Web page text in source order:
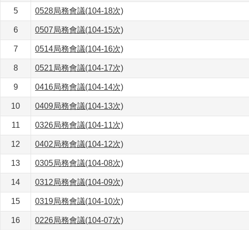
5 0528局務會議(104-18次)
6 0507局務會議(104-15次)
7 0514局務會議(104-16次)
8 0521局務會議(104-17次)
9 0416局務會議(104-14次)
10 0409局務會議(104-13次)
11 0326局務會議(104-11次)
12 0402局務會議(104-12次)
13 0305局務會議(104-08次)
14 0312局務會議(104-09次)
15 0319局務會議(104-10次)
16 0226局務會議(104-07次)